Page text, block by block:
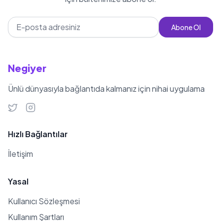
Abone Ol
Negiyer
Ünlü dünyasıyla bağlantıda kalmanız için nihai uygulama
Hızlı Bağlantılar
İletişim
Yasal
Kullanıcı Sözleşmesi
Kullanım Şartları